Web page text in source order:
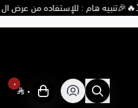
🎉تنبيه هام : للإستفاده من عرض ال ٥ عطور ب ٥٧٥ ريال ، يرجى تسجيل الدخول أولاً🔥
٠
٠